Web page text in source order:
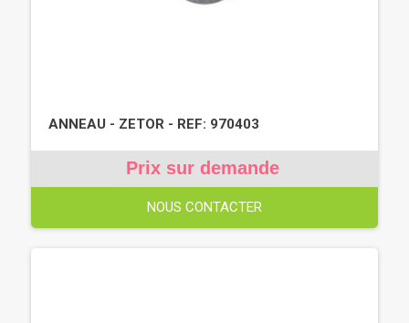
ANNEAU - ZETOR - REF: 970403
Prix sur demande
NOUS CONTACTER